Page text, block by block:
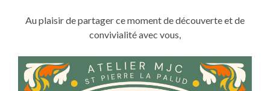
Au plaisir de partager ce moment de découverte et de
convivialité avec vous,